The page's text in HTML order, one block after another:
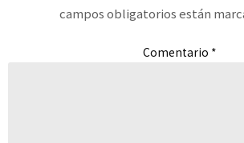
campos obligatorios están
Comentario *